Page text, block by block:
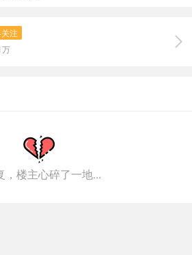
注
万
，楼主心碎了一地...